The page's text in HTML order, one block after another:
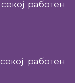
работен
работен